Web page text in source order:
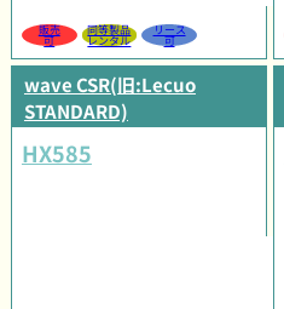
販売
可
同等製品
レンタル
リース
可
wave CSR(旧:Lecuo
STANDARD)
HX585